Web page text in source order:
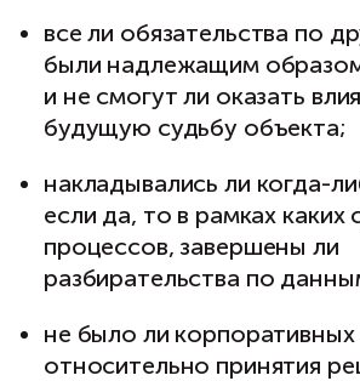
все ли обязательства по
были надлежащим
и не смогут ли оказать
будущую судьбу объекта;
накладывались ли когда-
если да, то в рамках каких
процессов, завершены ли
разбирательства по
не было ли
относительно принятия